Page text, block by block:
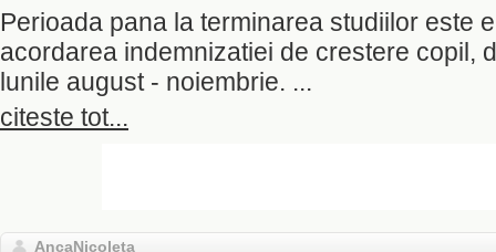
Perioada pana la terminarea studiilor este
acordarea indemnizatiei de crestere copil,
lunile august - noiembrie. ...
citeste tot...
AncaNicoleta